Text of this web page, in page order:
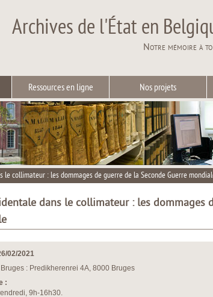
Archives de l'État en
Notre mémoire à
Ressources en ligne Nos projets
le collimateur : les dommages de guerre de la Seconde Guerre
dans le collimateur : les dommages
02/2021
Bruges : Predikherenrei 4A, 8000 Bruges
:
9h-16h30.